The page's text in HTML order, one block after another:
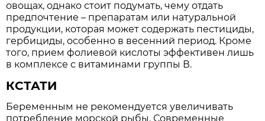
овощах, однако стоит подумать, чему отдать
предпочтение – препаратам или натуральной
продукции, которая может содержать пестициды,
гербициды, особенно в весенний период. Кроме
того, прием фолиевой кислоты эффективен лишь
в комплексе с витаминами группы В.
КСТАТИ
Беременным не рекомендуется увеличивать
потребление морской рыбы. Современные